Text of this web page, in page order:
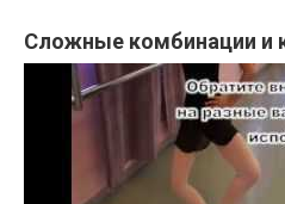
Сложные комбинации и